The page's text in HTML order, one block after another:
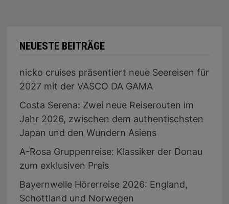
NEUESTE BEITRÄGE
nicko cruises präsentiert neue Seereisen für
2027 mit der VASCO DA GAMA
Costa Serena: Zwei neue Reiserouten im
Jahr 2026, zwischen dem authentischsten
Japan und den Wundern Asiens
A-Rosa Gruppenreise: Klassiker der Donau
zum exklusiven Preis
Bayernwelle Hörerreise 2026: England,
Schottland und Norwegen